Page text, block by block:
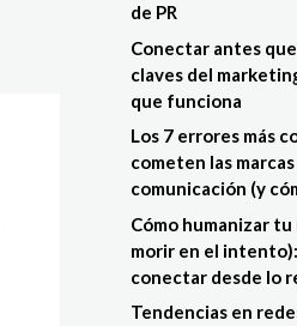
de PR
Conectar antes
claves del
que funciona
Los 7 errores más
cometen las marcas
comunicación (y
Cómo humanizar tu
morir en el
conectar desde lo
Tendencias en